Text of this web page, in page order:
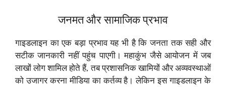
जनमत और सामाजिक प्रभाव
गाइडलाइन का एक बड़ा प्रभाव यह भी है कि जनता तक सही और
सटीक जानकारी नहीं पहुंच पाएगी। महाकुंभ जैसे आयोजन में जब
लाखों लोग शामिल होते हैं, तब प्रशासनिक खामियों और अव्यवस्थाओं
को उजागर करना मीडिया का कर्तव्य है। लेकिन इस गाइडलाइन के